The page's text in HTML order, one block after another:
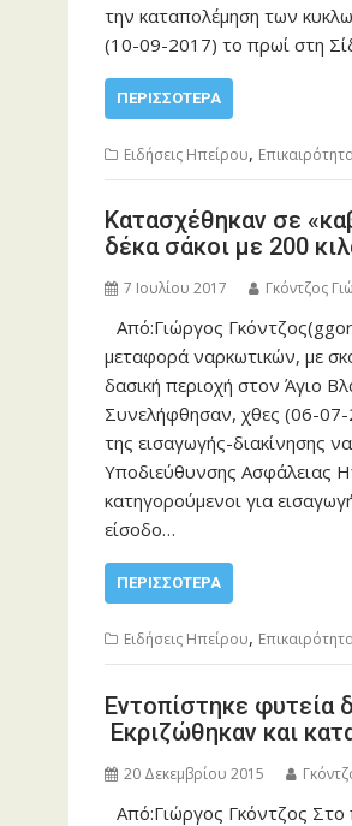
την καταπολέμηση των
(10-09-2017) το πρωί στη
ΠΕΡΙΣΣΌΤΕΡΑ
Ειδήσεις Ηπείρου,
Κατασχέθηκαν σε
δέκα σάκοι με 200
7 Ιουλίου 2017 Γκόντζος
Από:Γιώργος
μεταφορά ναρκωτικών, με
δασική περιοχή στον Άγιο
Συνελήφθησαν, χθες (06-07-
της εισαγωγής-διακίνησης
Υποδιεύθυνσης Ασφάλειας
κατηγορούμενοι για
είσοδο…
ΠΕΡΙΣΣΌΤΕΡΑ
Ειδήσεις Ηπείρου,
Εντοπίστηκε φυτεία
Εκριζώθηκαν και
20 Δεκεμβρίου 2015
Από:Γιώργος Γκόντζος Στο